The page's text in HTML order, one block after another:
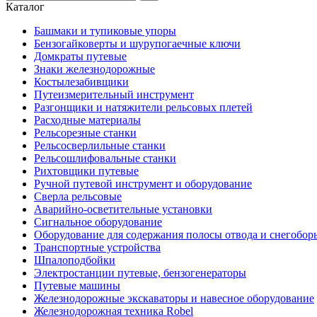
Каталог
Башмаки и тупиковые упоры
Бензогайковерты и шурупогаечные ключи
Домкраты путевые
Знаки железнодорожные
Костылезабивщики
Путеизмерительный инструмент
Разгонщики и натяжители рельсовых плетей
Расходные материалы
Рельсорезные станки
Рельсосверлильные станки
Рельсошлифовальные станки
Рихтовщики путевые
Ручной путевой инструмент и оборудование
Сверла рельсовые
Аварийно-осветительные установки
Сигнальное оборудование
Оборудование для содержания полосы отвода и
Транспортные устройства
Шпалоподбойки
Электростанции путевые, бензогенераторы
Путевые машины
Железнодорожные экскаваторы и навесное оборудование
Железнодорожная техника Robel